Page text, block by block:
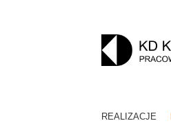
REALIZACJE